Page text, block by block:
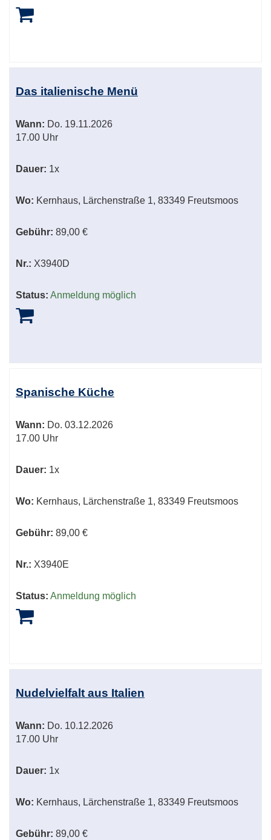
Das italienische Menü
Wann: Do. 19.11.2026
17.00 Uhr
Dauer: 1x
Wo: Kernhaus, Lärchenstraße 1, 83349 Freutsmoos
Gebühr: 89,00 €
Nr.: X3940D
Status: Anmeldung möglich
Spanische Küche
Wann: Do. 03.12.2026
17.00 Uhr
Dauer: 1x
Wo: Kernhaus, Lärchenstraße 1, 83349 Freutsmoos
Gebühr: 89,00 €
Nr.: X3940E
Status: Anmeldung möglich
Nudelvielfalt aus Italien
Wann: Do. 10.12.2026
17.00 Uhr
Dauer: 1x
Wo: Kernhaus, Lärchenstraße 1, 83349 Freutsmoos
Gebühr: 89,00 €